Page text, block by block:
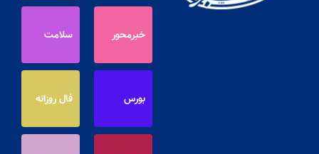
خبرمحور سلامت
بورس فال روزانه